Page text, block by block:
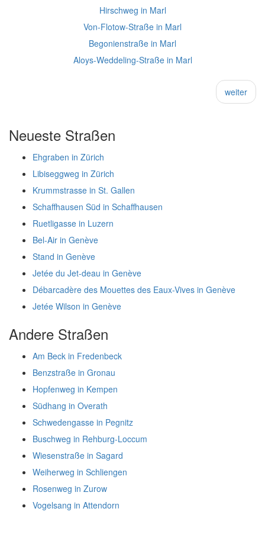
Hirschweg in Marl
Von-Flotow-Straße in Marl
Begonienstraße in Marl
Aloys-Weddeling-Straße in Marl
weiter
Neueste Straßen
Ehgraben in Zürich
Libiseggweg in Zürich
Krummstrasse in St. Gallen
Schaffhausen Süd in Schaffhausen
Ruetligasse in Luzern
Bel-Air in Genève
Stand in Genève
Jetée du Jet-deau in Genève
Débarcadère des Mouettes des Eaux-Vives in Genève
Jetée Wilson in Genève
Andere Straßen
Am Beck in Fredenbeck
Benzstraße in Gronau
Hopfenweg in Kempen
Südhang in Overath
Schwedengasse in Pegnitz
Buschweg in Rehburg-Loccum
Wiesenstraße in Sagard
Weiherweg in Schliengen
Rosenweg in Zurow
Vogelsang in Attendorn